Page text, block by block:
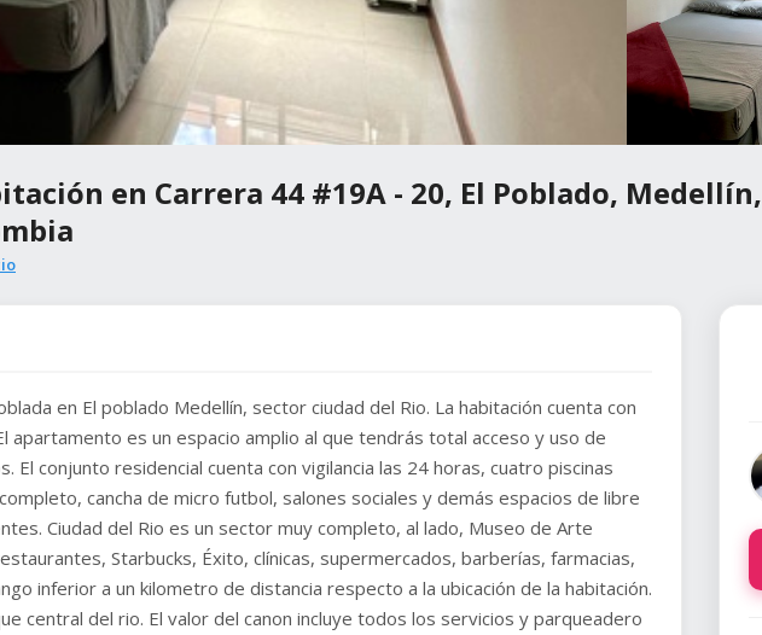
en Carrera 44 #19A - 20, El Poblado, Medellín,
en El poblado Medellín, sector ciudad del Rio. La habitación cuenta con
apartamento es un espacio amplio al que tendrás total acceso y uso de
El conjunto residencial cuenta con vigilancia las 24 horas, cuatro piscinas
cancha de micro futbol, salones sociales y demás espacios de libre
Ciudad del Rio es un sector muy completo, al lado, Museo de Arte
Starbucks, Éxito, clínicas, supermercados, barberías, farmacias,
inferior a un kilometro de distancia respecto a la ubicación de la habitación.
central del rio. El valor del canon incluye todos los servicios y parqueadero